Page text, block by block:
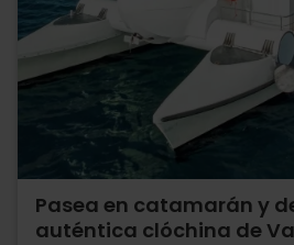
Pasea en catamarán y
auténtica clóchina de